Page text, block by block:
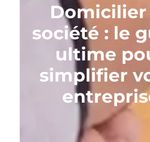
Domicilier
société : le
ultime
simplifier